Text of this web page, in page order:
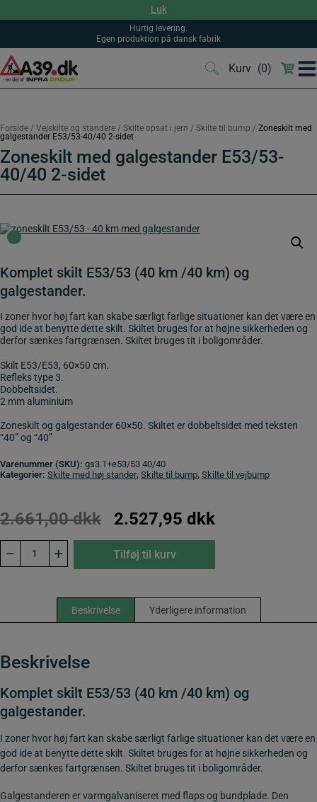
Luk
Hurtig levering.
Egen produktion på dansk fabrik
Kurv (0)
(0)
Forside / Vejskilte og standere / Skilte opsat i jern / Skilte til bump / Zoneskilt med
galgestander E53/53-40/40 2-sidet
Zoneskilt med galgestander E53/53-
40/40 2-sidet
Komplet skilt E53/53 (40 km /40 km) og
galgestander.
I zoner hvor høj fart kan skabe særligt farlige situationer kan det være en
god ide at benytte dette skilt. Skiltet bruges for at højne sikkerheden og
derfor sænkes fartgrænsen. Skiltet bruges tit i boligområder.
Skilt E53/E53, 60×50 cm.
Refleks type 3.
Dobbeltsidet.
2 mm aluminium
Zoneskilt og galgestander 60×50. Skiltet er dobbeltsidet med teksten
“40” og “40”
Varenummer (SKU): gs3.1+e53/53 40/40
Kategorier: Skilte med høj stander, Skilte til bump, Skilte til vejbump
2.661,00dkk 2.527,95 dkk
–
med
galgestander
+ Tilføj til kurv
Beskrivelse Yderligere information
Beskrivelse
Komplet skilt E53/53 (40 km /40 km) og
galgestander.
I zoner hvor høj fart kan skabe særligt farlige situationer kan det være en
god ide at benytte dette skilt. Skiltet bruges for at højne sikkerheden og
derfor sænkes fartgrænsen. Skiltet bruges tit i boligområder.
Galgestanderen er varmgalvaniseret med flaps og bundplade. Den